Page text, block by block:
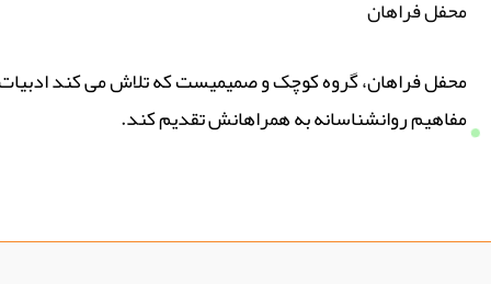
محفل فراهان
محفل فراهان، گروه کوچک و صمیمیست که تلاش می کند ادبیات
مفاهیم روانشناسانه به همراهانش تقدیم کند.